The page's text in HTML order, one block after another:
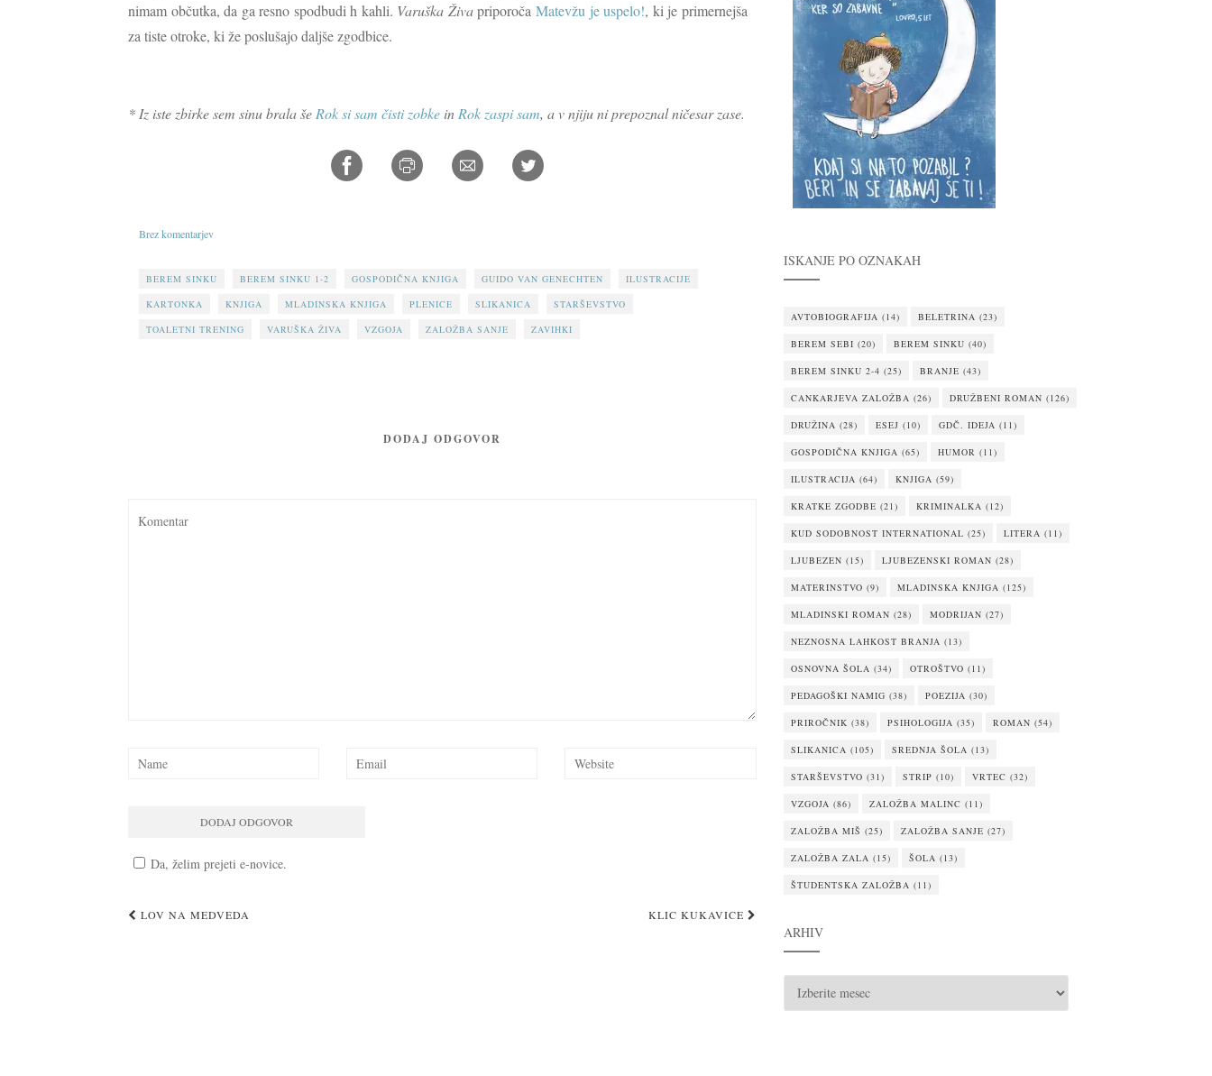
nimam občutka, da ga resno spodbudi h kahli. Varuška Živapriporoča Matevžu je uspelo!, ki je primernejša
za tiste otroke, ki že poslušajo daljše zgodbice.
* Iz iste zbirke sem sinu brala šeRok si sam čisti zobke inRok zaspi sam, a v njiju ni prepoznal ničesar zase.
Brez komentarjev
BEREM SINKU BEREM SINKU 1-2 GOSPODIČNA KNJIGA GUIDO VAN GENECHTEN
ILUSTRACIJE
KARTONKA
KNJIGA MLADINSKA KNJIGA PLENICE SLIKANICA
STARŠEVSTVO
TOALETNI TRENING
VARUŠKA ŽIVA VZGOJA ZALOŽBA SANJE ZAVIHKI
DODAJ ODGOVOR
Da, želim prejeti e-novice.
Post
LOV NA MEDVEDA KLIC KUKAVICE
ISKANJE PO OZNAKAH
AVTOBIOGRAFIJA (14) BELETRINA (23)
BEREM SEBI (20) BEREM SINKU (40)
BEREM SINKU 2-4 (25) BRANJE (43)
CANKARJEVA ZALOŽBA (26) DRUŽBENI ROMAN (126)
DRUŽINA (28) ESEJ (10) GDČ. IDEJA (11)
GOSPODIČNA KNJIGA (65) HUMOR (11)
ILUSTRACIJA (64) KNJIGA (59)
KRATKE ZGODBE (21) KRIMINALKA (12)
KUD SODOBNOST INTERNATIONAL (25) LITERA (11)
LJUBEZEN (15) LJUBEZENSKI ROMAN (28)
MATERINSTVO (9) MLADINSKA KNJIGA (125)
MLADINSKI ROMAN (28) MODRIJAN (27)
NEZNOSNA LAHKOST BRANJA (13)
OSNOVNA ŠOLA (34) OTROŠTVO (11)
PEDAGOŠKI NAMIG (38) POEZIJA (30)
PRIROČNIK (38) PSIHOLOGIJA (35) ROMAN (54)
SLIKANICA (105) SREDNJA ŠOLA (13)
STARŠEVSTVO (31) STRIP (10) VRTEC (32)
VZGOJA (86) ZALOŽBA MALINC (11)
ZALOŽBA MIŠ (25) ZALOŽBA SANJE (27)
ZALOŽBA ZALA (15) ŠOLA (13)
ŠTUDENTSKA ZALOŽBA (11)
ARHIV
ARHIV